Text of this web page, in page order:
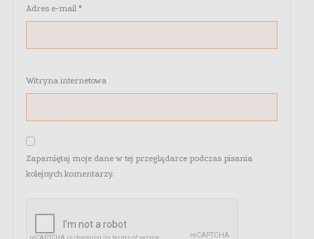
Adres e-mail *
Witryna internetowa
Zapamiętaj moje dane w tej przeglądarce podczas pisania
kolejnych komentarzy.